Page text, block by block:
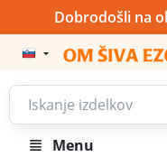
Dobrodošli na
Menu